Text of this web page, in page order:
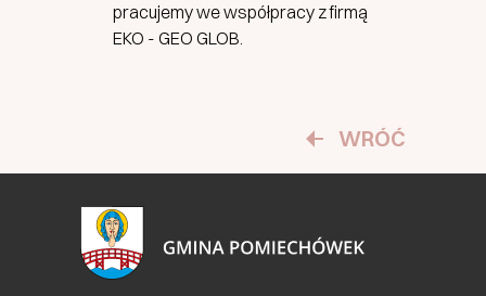
pracujemy we współpracy z firmą
EKO - GEO GLOB.
WRÓĆ